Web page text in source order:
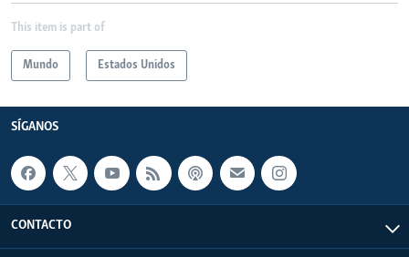
This item is part of
Mundo Estados Unidos
SÍGANOS
CONTACTO